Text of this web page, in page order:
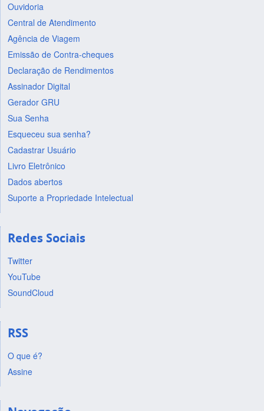
Ouvidoria
Central de Atendimento
Agência de Viagem
Emissão de Contra-cheques
Declaração de Rendimentos
Assinador Digital
Gerador GRU
Sua Senha
Esqueceu sua senha?
Cadastrar Usuário
Livro Eletrônico
Dados abertos
Suporte a Propriedade Intelectual
Redes Sociais
Twitter
YouTube
SoundCloud
RSS
O que é?
Assine